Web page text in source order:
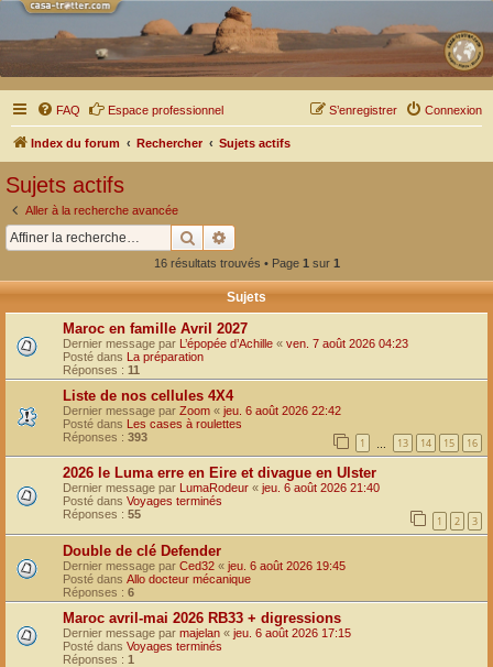
FAQ Espace professionnel Connexion
S’enregistrer
Index du forum Rechercher Sujets actifs
Sujets actifs
Aller à la recherche avancée
Rechercher
16 résultats trouvés • Page 1 sur 1
Sujets
Maroc en famille Avril 2027
Dernier message par L’épopée d’Achille « ven. 7 août 2026 04:23
Posté dans La préparation
Réponses : 11
Liste de nos cellules 4X4
Dernier message par Zoom « jeu. 6 août 2026 22:42
Posté dans Les cases à roulettes
Réponses : 393 1 13 14 15 16
2026 le Luma erre en Eire et divague en Ulster
Dernier message par LumaRodeur « jeu. 6 août 2026 21:40
Posté dans Voyages terminés
Réponses : 55 1 2 3
Double de clé Defender
Dernier message par Ced32 « jeu. 6 août 2026 19:45
Posté dans Allo docteur mécanique
Réponses : 6
Maroc avril-mai 2026 RB33 + digressions
Dernier message par majelan « jeu. 6 août 2026 17:15
Posté dans Voyages terminés
Réponses : 1